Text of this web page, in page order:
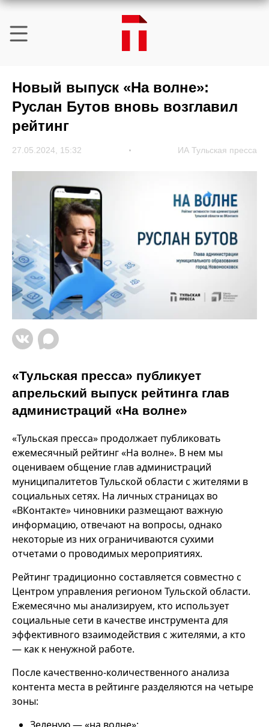
Новый выпуск «На волне»:
Руслан Бутов вновь возглавил
рейтинг
27.05.2024, 15:32 ИА Тульская пресса
«Тульская пресса» публикует
апрельский выпуск рейтинга глав
администраций «На волне»
«Тульская пресса» продолжает публиковать
ежемесячный рейтинг «На волне». В нем мы
оцениваем общение глав администраций
муниципалитетов Тульской области с жителями в
социальных сетях. На личных страницах во
«ВКонтакте» чиновники размещают важную
информацию, отвечают на вопросы, однако
некоторые из них ограничиваются сухими
отчетами о проводимых мероприятиях.
Рейтинг традиционно составляется совместно с
Центром управления регионом Тульской области.
Ежемесячно мы анализируем, кто использует
социальные сети в качестве инструмента для
эффективного взаимодействия с жителями, а кто
— как к ненужной работе.
После качественно-количественного анализа
контента места в рейтинге разделяются на четыре
зоны: